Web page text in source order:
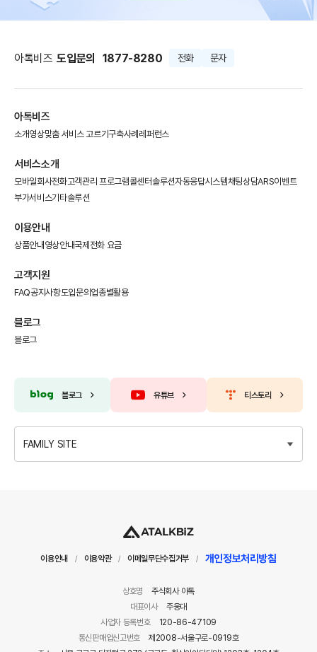
아톡비즈 도입문의 1877-8280 전화 문자
아톡비즈
소개영상맞춤 서비스 고르기구축사례 레퍼런스
서비스소개
모바일회사전화고객관리 프로그램콜센터솔루션자동응답시스템채팅상담ARS이벤트
부가서비스기타솔루션
이용안내
상품안내 영상안내국제전화 요금
고객지원
FAQ공지사항도입문의 업종별활용
블로그
블로그
블로그 유튜브 티스토리
FAMILY SITE
이용안내 / 이용약관 / 이메일무단수집거부 / 개인정보처리방침
상호명
주식회사 아톡
대표이사
주웅대
사업자 등록번호
120-86-47109
통신판매업신고번호
제2008-서울구로-0919호